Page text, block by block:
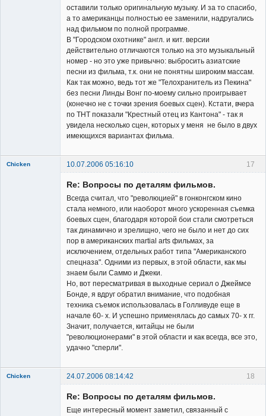
оставили только оригинальную музыку. И за то спасибо,
а то американцы полностью ее заменили, надругались
над фильмом по полной программе.
В "Городском охотнике" англ. и кит. версии
действительно отличаются только на это музыкальный
номер - но это уже привычно: выбросить азиатские
песни из фильма, т.к. они не понятны широким массам.
Как так можно, ведь тот же "Телохранитель из Пекина"
без песни Линды Вонг по-моему сильно проигрывает
(конечно не с точки зрения боевых сцен). Кстати, вчера
по ТНТ показали "Крестный отец из Кантона" - так я
увидела несколько сцен, которых у меня не было в двух
имеющихся вариантах фильма.
17
Chicken
10.07.2006 05:16:10
Re: Вопросы по деталям фильмов.
Всегда считал, что "революцией" в гонконгском кино
стала немного, или наоборот много ускоренная съемка
боевых сцен, благодаря которой бои стали смотреться
так динамично и зрелищно, чего не было и нет до сих
пор в американских martial arts фильмах, за
исключением, отдельных работ типа "Американского
спецназа". Одними из первых, в этой области, как мы
знаем были Саммо и Джеки.
Но, вот пересматривая в выходные сериал о Джеймсе
Бонде, я вдруг обратил внимание, что подобная
техника съемок использовалась в Голливуде еще в
начале 60- х. И успешно применялась до самых 70- х гг.
Значит, получается, китайцы не были
"революционерами" в этой области и как всегда, все это,
удачно "сперли".
18
Chicken
24.07.2006 08:14:42
Re: Вопросы по деталям фильмов.
Еще интересный момент заметил, связанный с